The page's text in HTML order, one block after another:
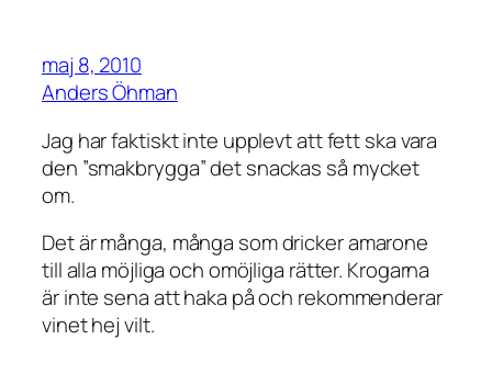
maj 8, 2010
Anders Öhman
Jag har faktiskt inte upplevt att fett ska vara
den ”smakbrygga” det snackas så mycket
om.
Det är många, många som dricker amarone
till alla möjliga och omöjliga rätter. Krogarna
är inte sena att haka på och rekommenderar
vinet hej vilt.